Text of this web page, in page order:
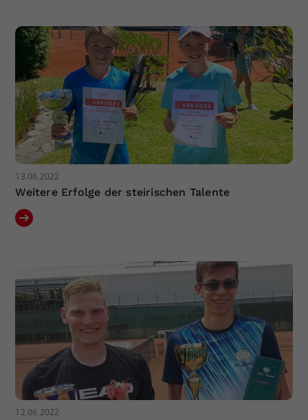
13.06.2022
Weitere Erfolge der steirischen Talente
12.06.2022
Zweck
Einstellungen. Unter anderem eine
zufällig generierte ID, für die
historische Speicherung Ihrer
vorgenommen Einstellungen, falls der
Webseiten-Betreiber dies eingestellt
hat.